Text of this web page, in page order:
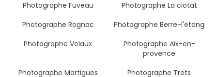
Photographe Fuveau
Photographe La ciotat
Photographe Rognac
Photographe Berre-l'etang
Photographe Velaux
Photographe Aix-en-
provence
Photographe Martigues
Photographe Trets